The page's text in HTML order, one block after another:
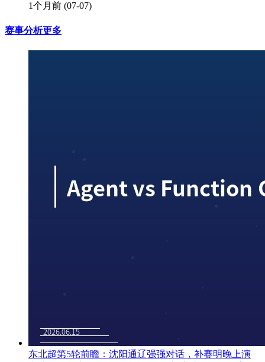
1个月前 (07-07)
赛事分析更多
东北超第5轮前瞻：沈阳通辽强强对话，补赛明晚上演